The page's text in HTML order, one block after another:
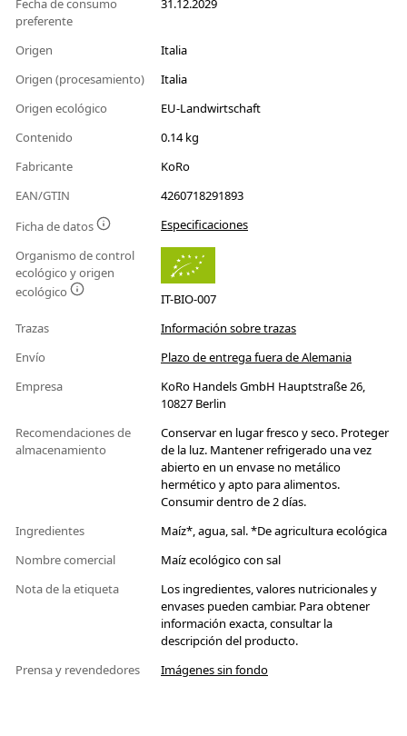
Fecha de consumo
preferente
31.12.2029
Origen
Italia
Origen (procesamiento)
Italia
Origen ecológico
EU-Landwirtschaft
Contenido
0.14 kg
Fabricante
KoRo
EAN/GTIN
4260718291893
Ficha de datos
Especificaciones
Organismo de control
ecológico y origen
ecológico
IT-BIO-007
Trazas
Información sobre trazas
Envío
Plazo de entrega fuera de Alemania
Empresa
KoRo Handels GmbH Hauptstraße 26,
10827 Berlin
Recomendaciones de
almacenamiento
Conservar en lugar fresco y seco. Proteger
de la luz. Mantener refrigerado una vez
abierto en un envase no metálico
hermético y apto para alimentos.
Consumir dentro de 2 días.
Ingredientes
Maíz*, agua, sal. *De agricultura ecológica
Nombre comercial
Maíz ecológico con sal
Nota de la etiqueta
Los ingredientes, valores nutricionales y
envases pueden cambiar. Para obtener
información exacta, consultar la
descripción del producto.
Prensa y revendedores
Imágenes sin fondo